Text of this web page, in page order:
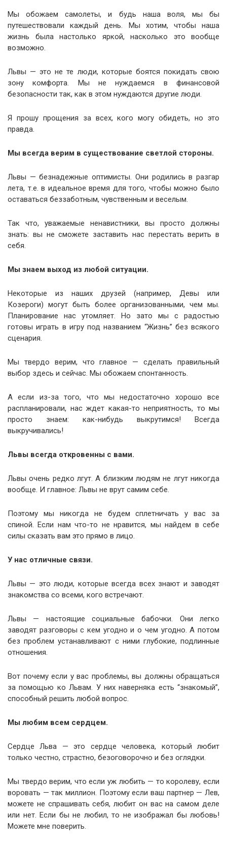
Мы обожаем самолеты, и будь наша воля, мы бы
путешествовали каждый день. Мы хотим, чтобы наша
жизнь была настолько яркой, насколько это вообще
возможно.
Львы — это не те люди, которые боятся покидать свою
зону комфорта. Мы не нуждаемся в финансовой
безопасности так, как в этом нуждаются другие люди.
Я прошу прощения за всех, кого могу обидеть, но это
правда.
Мы всегда верим в существование светлой стороны.
Львы — безнадежные оптимисты. Они родились в разгар
лета, т.е. в идеальное время для того, чтобы можно было
оставаться беззаботным, чувственным и веселым.
Так что, уважаемые ненавистники, вы просто должны
знать: вы не сможете заставить нас перестать верить в
себя.
Мы знаем выход из любой ситуации.
Некоторые из наших друзей (например, Девы или
Козероги) могут быть более организованными, чем мы.
Планирование нас утомляет. Но зато мы с радостью
готовы играть в игру под названием “Жизнь” без всякого
сценария.
Мы твердо верим, что главное — сделать правильный
выбор здесь и сейчас. Мы обожаем спонтанность.
А если из-за того, что мы недостаточно хорошо все
распланировали, нас ждет какая-то неприятность, то мы
просто знаем: как-нибудь выкрутимся! Всегда
выкручивались!
Львы всегда откровенны с вами.
Львы очень редко лгут. А близким людям не лгут никогда
вообще. И главное: Львы не врут самим себе.
Поэтому мы никогда не будем сплетничать у вас за
спиной. Если нам что-то не нравится, мы найдем в себе
силы сказать вам это прямо в лицо.
У нас отличные связи.
Львы — это люди, которые всегда всех знают и заводят
знакомства со всеми, кого встречают.
Львы — настоящие социальные бабочки. Они легко
заводят разговоры с кем угодно и о чем угодно. А потом
без проблем устанавливают с ними глубокие, подлинные
отношения.
Вот почему если у вас проблемы, вы должны обращаться
за помощью ко Львам. У них наверняка есть “знакомый”,
способный решить любой вопрос.
Мы любим всем сердцем.
Сердце Льва — это сердце человека, который любит
только честно, страстно, безоговорочно и без оглядки.
Мы твердо верим, что если уж любить — то королеву, если
воровать — так миллион. Поэтому если ваш партнер — Лев,
можете не спрашивать себя, любит он вас на самом деле
или нет. Если бы не любил, то не изображал бы любовь!
Можете мне поверить.